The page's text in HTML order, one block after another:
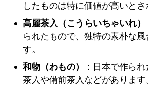
したものは特に価値が高いとさ
高麗茶入（こうらいちゃいれ）
られたもので、独特の素朴な
す。
和物（わもの）
：日本で作ら
茶入や備前茶入などがあります